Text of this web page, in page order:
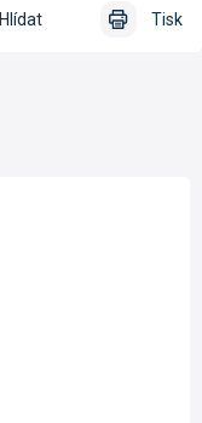
Tisk
Hlídat